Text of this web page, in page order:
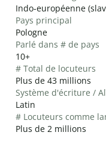
Indo-européenne
Pays principal
Pologne
Parlé dans # de pays
10+
# Total de locuteurs
Plus de 43 millions
Système d'écriture /
Latin
# Locuteurs comme
Plus de 2 millions